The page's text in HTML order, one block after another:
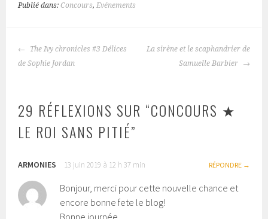
Publié dans:Concours,Evénements
NAVIGATION
The Ivy chronicles #3 Délices
de Sophie Jordan
La sirène et le scaphandrier de
Samuelle Barbier
29 RÉFLEXIONS SUR “CONCOURS ★
LE ROI SANS PITIÉ”
ARMONIES 13 juin 2019 à 12 h 37 min RÉPONDRE
Bonjour, merci pour cette nouvelle chance et
encore bonne fete le blog!
Bonne journée